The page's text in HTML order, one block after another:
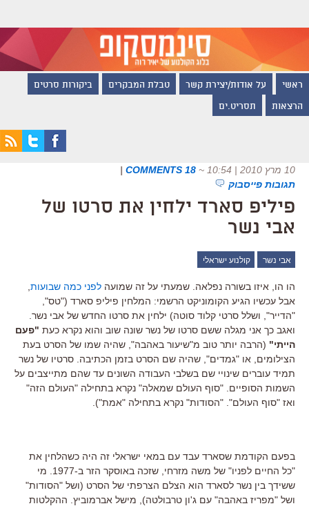
ראשי על אודות/יצירת קשר טבלת המבקרים ביקורות סרטים
הרצאות תסריט.ים
10 מרץ 2010 | 10:54 ~
18 COMMENTS
|
תגובות פייסבוק
פיליפ סארד ילחין את סרטו של
אבי נשר
אבי נשר קולנוע ישראלי
הו הו, איזו בשורה נפלאה. שמעתי על זה שמועה לפני כמה שבועות
אבל עכשיו הגיע הקומוניקט הרשמי: המלחין פיליפ סארד ("טס",
"הדייר", ושלל סרטי קלוד סוטה) ילחין את סרטו החדש של אבי נשר.
ואגב כך אני מגלה ששם סרטו של נשר שונה שוב והוא נקרא כעת "פעם
הייתי" (הרבה יותר טוב מ"שיעור באהבה", שהיה שמו של הסרט בעת
הצילומים, או "גמדים", שהיה שם הסרט בזמן הכתיבה. סרטיו של נשר
תמיד עוברים שינויי שם בשלבי העבודה השונים עד שהם מתייצבים על
השמות הסופיים. "סוף העולם שמאלה" נקרא בתחילה "העולם הזה"
ואז "סוף העולם". "הסודות" נקרא בתחילה "אמת").
בפעם הקודמת שסארד עבד עם במאי ישראלי זה היה כשהלחין את
"כל החיים לפניו" של משה מזרחי, שזכה באוסקר הזר ב-1977. מי
ששידך בין נשר לסארד הוא הצלם הצרפתי של הסרט (ושל "הסודות"
ושל "מפריז באהבה" עם ג'ון טרבולטה), מישל אברמוביץ. ההקלטות